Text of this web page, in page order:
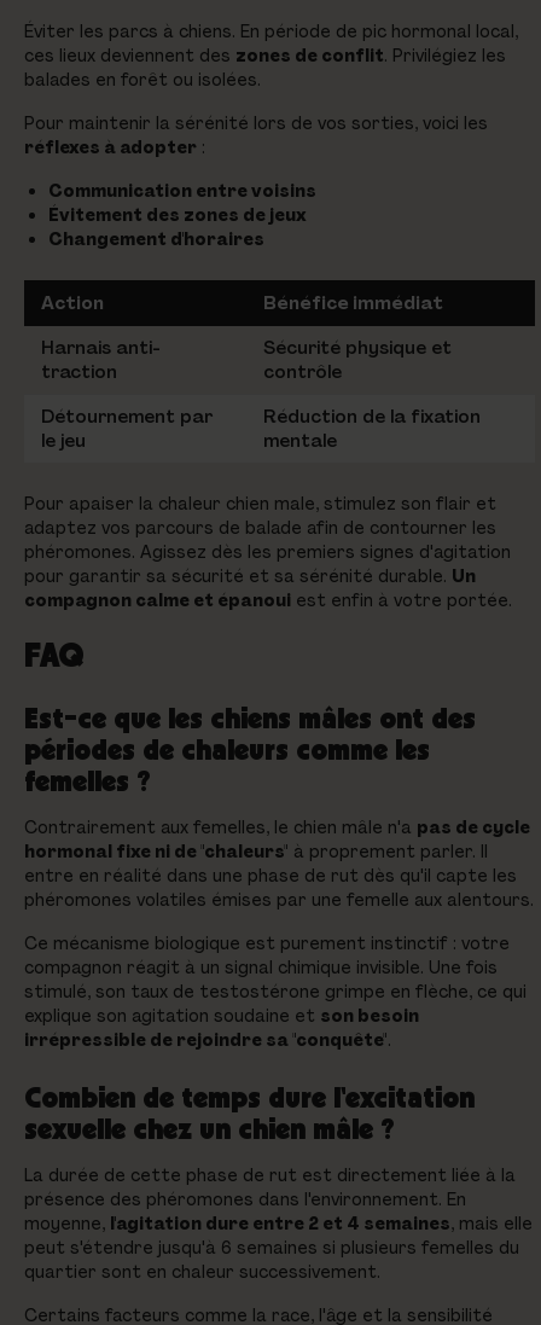
Éviter les parcs à chiens. En période de pic hormonal local,
ces lieux deviennent des zones de conflit. Privilégiez les
balades en forêt ou isolées.
Pour maintenir la sérénité lors de vos sorties, voici les
réflexes à adopter :
Communication entre voisins
Évitement des zones de jeux
Changement d'horaires
Action
Bénéfice immédiat
Harnais anti-
traction
Sécurité physique et
contrôle
Détournement par
le jeu
Réduction de la fixation
mentale
Pour apaiser la chaleur chien male, stimulez son flair et
adaptez vos parcours de balade afin de contourner les
phéromones. Agissez dès les premiers signes d'agitation
pour garantir sa sécurité et sa sérénité durable. Un
compagnon calme et épanoui est enfin à votre portée.
FAQ
Est-ce que les chiens mâles ont des
périodes de chaleurs comme les
femelles ?
Contrairement aux femelles, le chien mâle n'a pas de cycle
hormonal fixe ni de "chaleurs" à proprement parler. Il
entre en réalité dans une phase de rut dès qu'il capte les
phéromones volatiles émises par une femelle aux alentours.
Ce mécanisme biologique est purement instinctif : votre
compagnon réagit à un signal chimique invisible. Une fois
stimulé, son taux de testostérone grimpe en flèche, ce qui
explique son agitation soudaine et son besoin
irrépressible de rejoindre sa "conquête".
Combien de temps dure l'excitation
sexuelle chez un chien mâle ?
La durée de cette phase de rut est directement liée à la
présence des phéromones dans l'environnement. En
moyenne, l'agitation dure entre 2 et 4 semaines, mais elle
peut s'étendre jusqu'à 6 semaines si plusieurs femelles du
quartier sont en chaleur successivement.
Certains facteurs comme la race, l'âge et la sensibilité